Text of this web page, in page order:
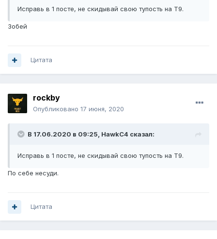
Исправь в 1 посте, не скидывай свою тупость на Т9.
Зобей
Цитата
rockby
Опубликовано 17 июня, 2020
В 17.06.2020 в 09:25, HawkC4 сказал:
Исправь в 1 посте, не скидывай свою тупость на Т9.
По себе несуди.
Цитата